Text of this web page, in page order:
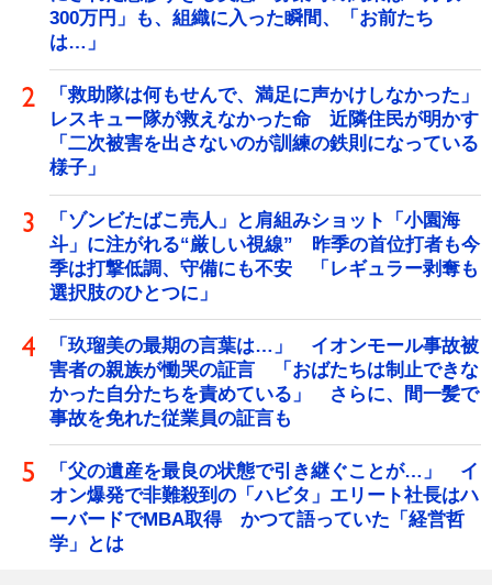
300万円」も、組織に入った瞬間、「お前たち
は…」
「救助隊は何もせんで、満足に声かけしなかった」
レスキュー隊が救えなかった命 近隣住民が明かす
「二次被害を出さないのが訓練の鉄則になっている
様子」
「ゾンビたばこ売人」と肩組みショット「小園海
斗」に注がれる“厳しい視線” 昨季の首位打者も今
季は打撃低調、守備にも不安 「レギュラー剥奪も
選択肢のひとつに」
「玖瑠美の最期の言葉は…」 イオンモール事故被
害者の親族が慟哭の証言 「おばたちは制止できな
かった自分たちを責めている」 さらに、間一髪で
事故を免れた従業員の証言も
「父の遺産を最良の状態で引き継ぐことが…」 イ
オン爆発で非難殺到の「ハビタ」エリート社長はハ
ーバードでMBA取得 かつて語っていた「経営哲
学」とは